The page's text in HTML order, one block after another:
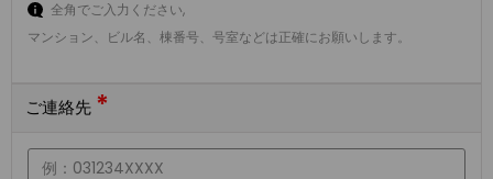
全角でご入力ください,
マンション、ビル名、棟番号、号室などは正確にお願いします。
ご連絡先 *